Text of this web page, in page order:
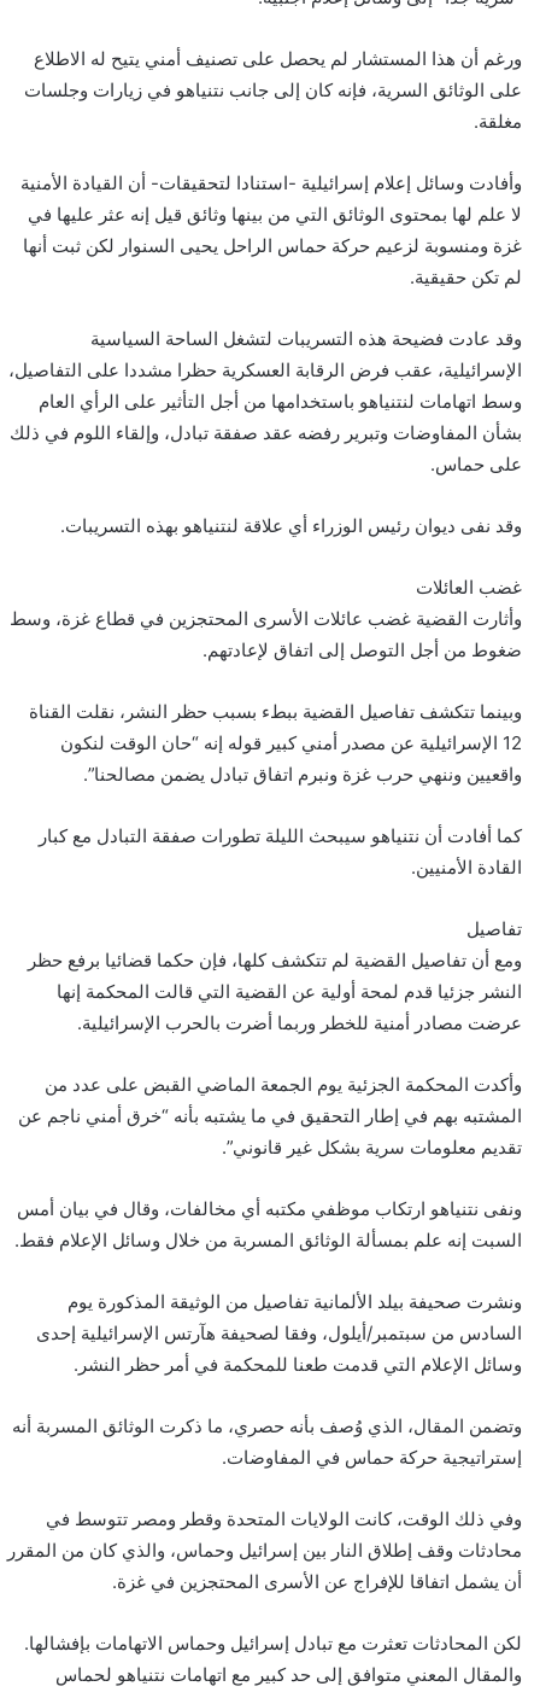
ورغم أن هذا المستشار لم يحصل على تصنيف أمني يتيح له الاطلاع
على الوثائق السرية، فإنه كان إلى جانب نتنياهو في زيارات وجلسات
مغلقة.
وأفادت وسائل إعلام إسرائيلية -استنادا لتحقيقات- أن القيادة الأمنية
لا علم لها بمحتوى الوثائق التي من بينها وثائق قيل إنه عثر عليها في
غزة ومنسوبة لزعيم حركة حماس الراحل يحيى السنوار لكن ثبت أنها
لم تكن حقيقية.
وقد عادت فضيحة هذه التسريبات لتشغل الساحة السياسية
الإسرائيلية، عقب فرض الرقابة العسكرية حظرا مشددا على التفاصيل،
وسط اتهامات لنتنياهو باستخدامها من أجل التأثير على الرأي العام
بشأن المفاوضات وتبرير رفضه عقد صفقة تبادل، وإلقاء اللوم في ذلك
على حماس.
وقد نفى ديوان رئيس الوزراء أي علاقة لنتنياهو بهذه التسريبات.
غضب العائلات
وأثارت القضية غضب عائلات الأسرى المحتجزين في قطاع غزة، وسط
ضغوط من أجل التوصل إلى اتفاق لإعادتهم.
وبينما تتكشف تفاصيل القضية ببطء بسبب حظر النشر، نقلت القناة
12 الإسرائيلية عن مصدر أمني كبير قوله إنه “حان الوقت لنكون
واقعيين وننهي حرب غزة ونبرم اتفاق تبادل يضمن مصالحنا”.
كما أفادت أن نتنياهو سيبحث الليلة تطورات صفقة التبادل مع كبار
القادة الأمنيين.
تفاصيل
ومع أن تفاصيل القضية لم تتكشف كلها، فإن حكما قضائيا برفع حظر
النشر جزئيا قدم لمحة أولية عن القضية التي قالت المحكمة إنها
عرضت مصادر أمنية للخطر وربما أضرت بالحرب الإسرائيلية.
وأكدت المحكمة الجزئية يوم الجمعة الماضي القبض على عدد من
المشتبه بهم في إطار التحقيق في ما يشتبه بأنه “خرق أمني ناجم عن
تقديم معلومات سرية بشكل غير قانوني”.
ونفى نتنياهو ارتكاب موظفي مكتبه أي مخالفات، وقال في بيان أمس
السبت إنه علم بمسألة الوثائق المسربة من خلال وسائل الإعلام فقط.
ونشرت صحيفة بيلد الألمانية تفاصيل من الوثيقة المذكورة يوم
السادس من سبتمبر/أيلول، وفقا لصحيفة هآرتس الإسرائيلية إحدى
وسائل الإعلام التي قدمت طعنا للمحكمة في أمر حظر النشر.
وتضمن المقال، الذي وُصف بأنه حصري، ما ذكرت الوثائق المسربة أنه
إستراتيجية حركة حماس في المفاوضات.
وفي ذلك الوقت، كانت الولايات المتحدة وقطر ومصر تتوسط في
محادثات وقف إطلاق النار بين إسرائيل وحماس، والذي كان من المقرر
أن يشمل اتفاقا للإفراج عن الأسرى المحتجزين في غزة.
لكن المحادثات تعثرت مع تبادل إسرائيل وحماس الاتهامات بإفشالها.
والمقال المعني متوافق إلى حد كبير مع اتهامات نتنياهو لحماس